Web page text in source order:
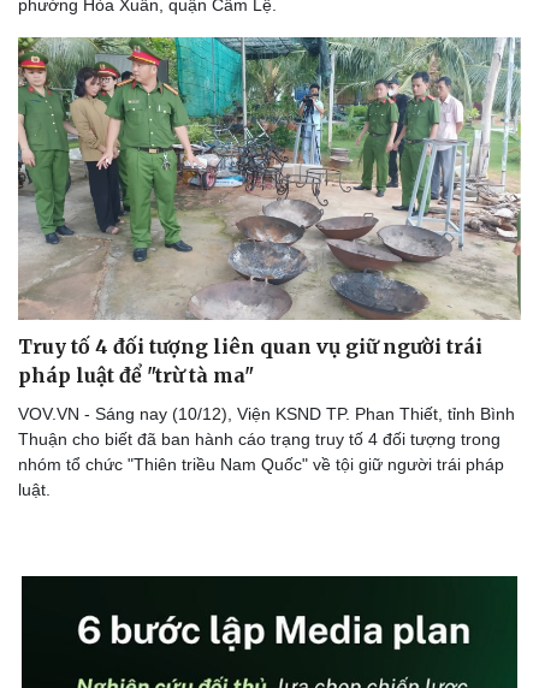
eSports
Hậu trường
phường Hòa Xuân, quận Cẩm Lệ.
Truy tố 4 đối tượng liên quan vụ giữ người trái
pháp luật để "trừ tà ma"
VOV.VN - Sáng nay (10/12), Viện KSND TP. Phan Thiết, tỉnh Bình
Thuận cho biết đã ban hành cáo trạng truy tố 4 đối tượng trong
nhóm tổ chức "Thiên triều Nam Quốc" về tội giữ người trái pháp
luật.